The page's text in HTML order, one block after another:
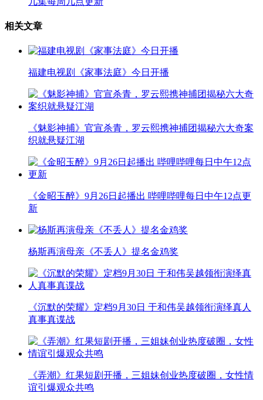
相关文章
福建电视剧《家事法庭》今日开播
《魅影神捕》官宣杀青，罗云熙携神捕团揭秘六大奇案
织就悬疑江湖
《金昭玉醉》9月26日起播出 哔哩哔哩每日中午12点更
新
杨斯再演母亲《不丢人》提名金鸡奖
《沉默的荣耀》定档9月30日 于和伟吴越领衔演绎真人
真事真谍战
《弄潮》红果短剧开播，三姐妹创业热度破圈，女性情
谊引爆观众共鸣